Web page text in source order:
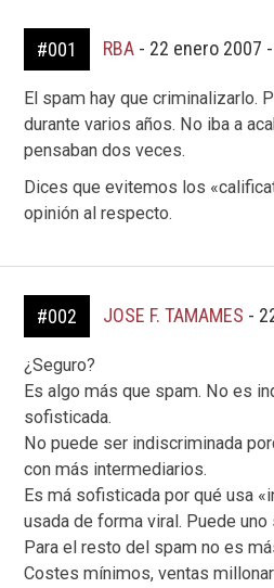
#001 RBA- 22 enero 2007
El spam hay que criminalizarlo.
durante varios años. No iba a
pensaban dos veces.
Dices que evitemos los
opinión al respecto.
#002 JOSE F. TAMAMES -
¿Seguro?
Es algo más que spam. No es
sofisticada.
No puede ser indiscriminada
con más intermediarios.
Es má sofisticada por qué usa
usada de forma viral. Puede
Para el resto del spam no es
Costes mínimos, ventas